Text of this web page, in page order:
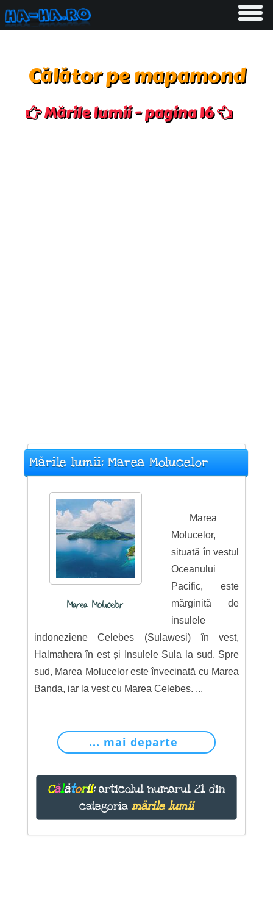
Toggle
Călător pe mapamond
Mările lumii - pagina 16
Mările lumii: Marea Molucelor
Marea Molucelor
Marea
Molucelor,
situată în vestul
Oceanului
Pacific, este
mărginită de
insulele
indoneziene Celebes (Sulawesi) în vest,
Halmahera în est și Insulele Sula la sud. Spre
sud, Marea Molucelor este învecinată cu Marea
Banda, iar la vest cu Marea Celebes. ...
... mai departe
Călătorii:articolul numarul 21 din
categoria mările lumii